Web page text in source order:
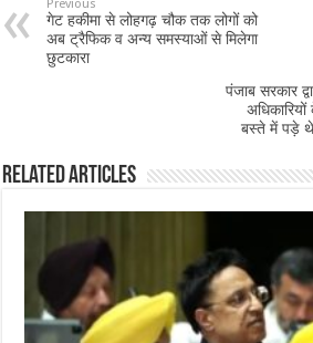
o
o
p
Previous
गेट हकीमा से लोहगढ़ चौक तक लोगों को
अब ट्रैफिक व अन्य समस्याओं से मिलेगा
छुटकारा
पंजाब सरकार
बस्ते में पड़े
Related Articles